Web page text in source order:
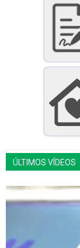
ÚLTIMOS VÍDEOS